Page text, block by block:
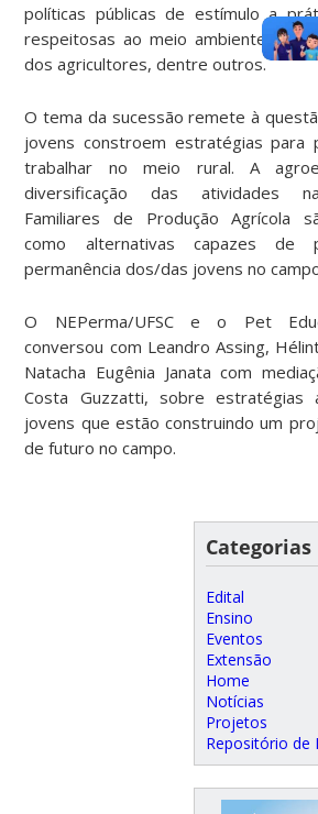
políticas públicas de estímulo a
respeitosas ao meio ambiente e ao
dos agricultores, dentre outros.
O tema da sucessão remete à
jovens constroem estratégias para
trabalhar no meio rural. A
diversificação das atividades
Familiares de Produção Agrícola
como alternativas capazes de
permanência dos/das jovens no
O NEPerma/UFSC e o Pet
conversou com Leandro Assing,
Natacha Eugênia Janata com
Costa Guzzatti, sobre estratégias
jovens que estão construindo um
de futuro no campo.
Categorias
Edital
Ensino
Eventos
Extensão
Home
Notícias
Projetos
Repositório de